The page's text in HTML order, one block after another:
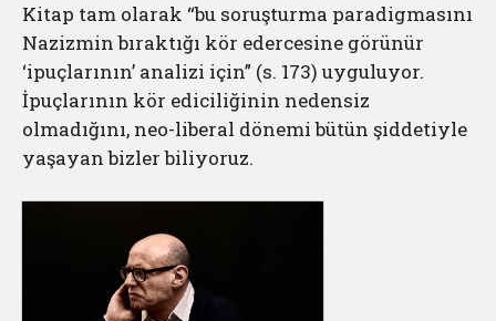
Kitap tam olarak “bu soruşturma paradigmasını
Nazizmin bıraktığı kör edercesine görünür
‘ipuçlarının’ analizi için” (s. 173) uyguluyor.
İpuçlarının kör ediciliğinin nedensiz
olmadığını, neo-liberal dönemi bütün şiddetiyle
yaşayan bizler biliyoruz.